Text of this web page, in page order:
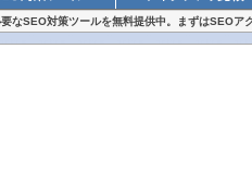
なSEO対策ツールを無料提供中。まずはSEOア